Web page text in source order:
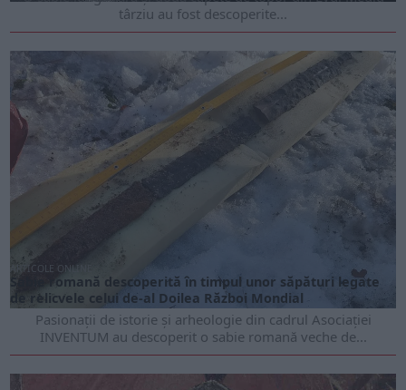
târziu au fost descoperite...
ARTICOLE ONLINE
Sabie romană descoperită în timpul unor săpături legate
de relicvele celui de-al Doilea Război Mondial
Pasionații de istorie și arheologie din cadrul Asociației
INVENTUM au descoperit o sabie romană veche de...